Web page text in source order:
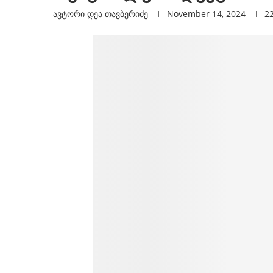
ავტორი Დეა Თავბერიძე November 14, 2024